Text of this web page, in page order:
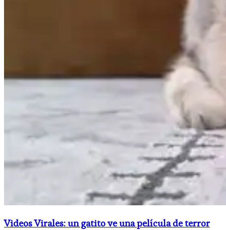
Videos Virales: un gatito ve una película de terror